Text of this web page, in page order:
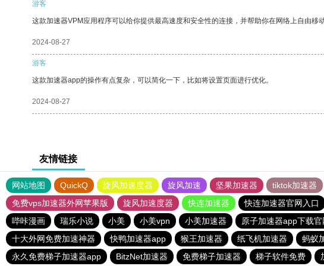
游客
这款加速器VPM应用程序可以给你提供最高速度和安全性的连接，并帮助你在网络上自由移动
2024-08-27
游客
这款加速器app的操作有点复杂，可以简化一下，比如将设置页面进行优化。
2024-08-27
友情链接
网站地图 QuickQ 旋风加速度器 旋风加速 坚果加速器 tiktok加速器
免费vps加速器外网苹果版
旋风加速度器 快连加速器 快连加速器官网入口
哔咔漫画
瑞乐小说 小美 小美vpn 小美加速器 原子加速器app下载
十大外网免费加速神器
快鸭加速器app 猴王加速器 纸飞机加速器 蚂蚁
永久免费梯子加速器app
BitzNet加速器 免费梯子加速器 梯子软件免费